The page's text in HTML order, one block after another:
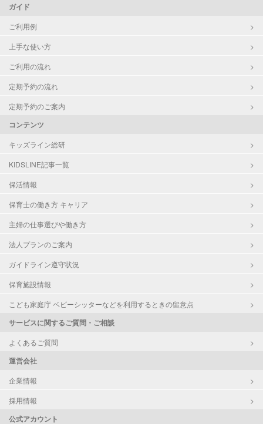
ガイド
ご利用例
上手な使い方
ご利用の流れ
定期予約の流れ
定期予約のご案内
コンテンツ
キッズライン総研
KIDSLINE記事一覧
保活情報
保育士の働き方 キャリア
主婦の仕事選びや働き方
法人プランのご案内
ガイドライン遵守状況
保育施設情報
こども家庭庁 ベビーシッターなどを利用するときの留意点
サービスに関するご質問・ご相談
よくあるご質問
運営会社
企業情報
採用情報
公式アカウント